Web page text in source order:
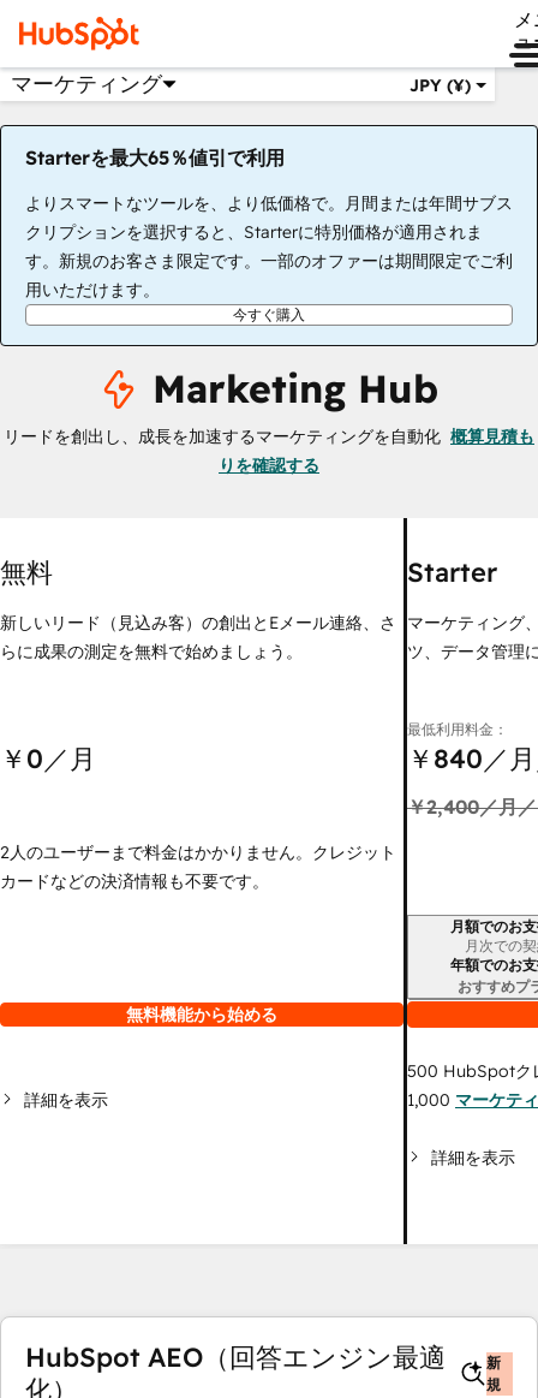
ュ
マーケティング JPY (¥)
Starterを最大65％値引で利用
よりスマートなツールを、より低価格で。月間または年間サブス
クリプションを選択すると、Starterに特別価格が適用されま
す。新規のお客さま限定です。一部のオファーは期間限定でご利
用いただけます。
今すぐ購入
Marketing Hub
リードを創出し、成長を加速するマーケティングを自動化 概算見積も
りを確認する
無料
新しいリード（見込み客）の創出とEメール連絡、さ
らに成果の測定を無料で始めましょう。
￥0／月
2人のユーザーまで料金はかかりません。クレジット
カードなどの決済情報も不要です。
無料機能から始める
詳細を表示
Starter
マーケティング
ツ、データ管理
最低利用料金：
￥840／
￥2,400／月
請求期間月額でのお
月次での
年額でのお
おすすめプ
500 HubSpotク
1,000 マーケテ
詳細を表示
HubSpot AEO（回答エンジン最適
化）
新
規